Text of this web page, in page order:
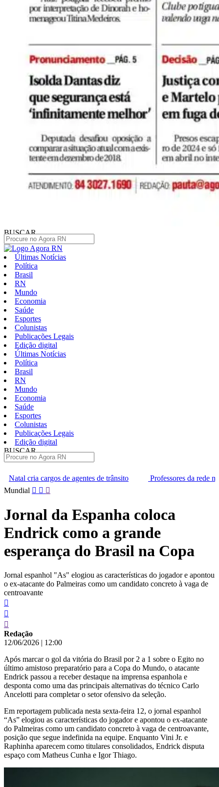
BUSCAR
Últimas Notícias
Política
Brasil
RN
Mundo
Economia
Saúde
Esportes
Colunistas
Publicações Legais
Edição digital
Últimas Notícias
Política
Brasil
RN
Mundo
Economia
Saúde
Esportes
Colunistas
Publicações Legais
Edição digital
BUSCAR
de trânsito
Professores da rede municipal de Natal
Pular
conteúdo
Mundial
Jornal da Espanha coloca
Endrick como a grande
esperança do Brasil na Copa
Jornal espanhol "As" elogiou as características do jogador e apontou
o ex-atacante do Palmeiras como um candidato concreto à vaga de
centroavante
Redação
12/06/2026 | 12:00
Após marcar o gol da vitória do Brasil por 2 a 1 sobre o Egito no
último amistoso preparatório para a Copa do Mundo, o atacante
Endrick passou a receber destaque na imprensa espanhola e
desponta como uma das principais alternativas do técnico Carlo
Ancelotti para completar o setor ofensivo da seleção.
Em reportagem publicada nesta sexta-feira 12, o jornal espanhol
“As” elogiou as características do jogador e apontou o ex-atacante
do Palmeiras como um candidato concreto à vaga de centroavante,
posição que segue indefinida na equipe. Enquanto Vini Jr. e
Raphinha aparecem como titulares consolidados, Endrick disputa
espaço com Matheus Cunha e Igor Thiago.